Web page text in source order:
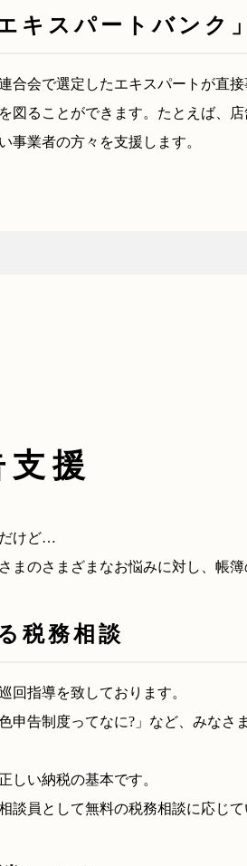
キスパートバンク
合会で選定したエキスパートが直
図ることができます。たとえば、
事業者の方々を支援します。
援
けど…
まのさまざまなお悩みに対し、帳
税務相談
回指導を致しております。
申告制度ってなに?」など、みな
しい納税の基本です。
談員として無料の税務相談に応じて